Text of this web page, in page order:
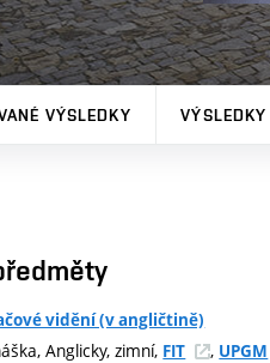
VÝSLEDKY
vidění (v angličtině)
Anglicky, zimní, FIT , UPGM